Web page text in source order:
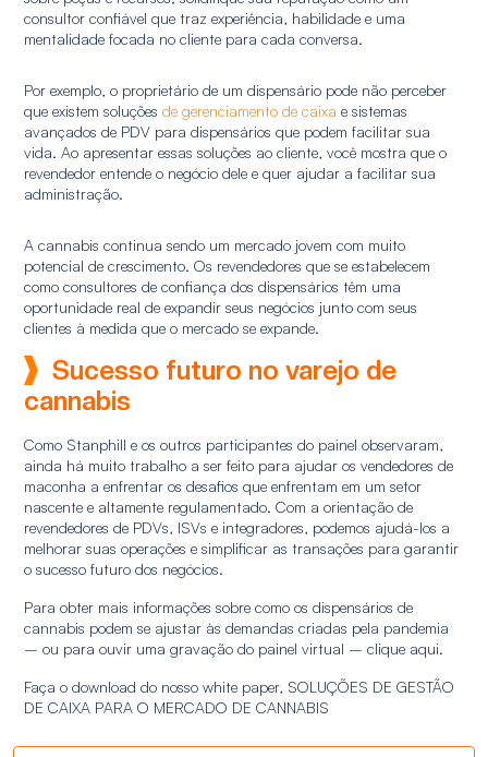
consultor confiável que traz experiência, habilidade e uma
mentalidade focada no cliente para cada conversa.
Por exemplo, o proprietário de um dispensário pode não perceber
que existem soluções de gerenciamento de caixa e sistemas
avançados de PDV para dispensários que podem facilitar sua
vida. Ao apresentar essas soluções ao cliente, você mostra que o
revendedor entende o negócio dele e quer ajudar a facilitar sua
administração.
A cannabis continua sendo um mercado jovem com muito
potencial de crescimento. Os revendedores que se estabelecem
como consultores de confiança dos dispensários têm uma
oportunidade real de expandir seus negócios junto com seus
clientes à medida que o mercado se expande.
Sucesso futuro no varejo de
cannabis
Como Stanphill e os outros participantes do painel observaram,
ainda há muito trabalho a ser feito para ajudar os vendedores de
maconha a enfrentar os desafios que enfrentam em um setor
nascente e altamente regulamentado. Com a orientação de
revendedores de PDVs, ISVs e integradores, podemos ajudá-los a
melhorar suas operações e simplificar as transações para garantir
o sucesso futuro dos negócios.
Para obter mais informações sobre como os dispensários de
cannabis podem se ajustar às demandas criadas pela pandemia
– ou para ouvir uma gravação do painel virtual – clique aqui.
Faça o download do nosso white paper, SOLUÇÕES DE GESTÃO
DE CAIXA PARA O MERCADO DE CANNABIS